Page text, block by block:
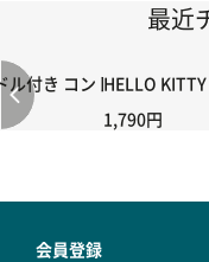
最近
付き コントローラー＆
HELLO
1,790円
会員登録